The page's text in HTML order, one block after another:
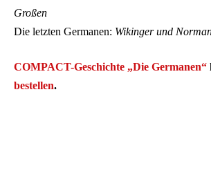
Großen
Die letzten Germanen: Wikinger und
COMPACT-Geschichte „Die Germanen“
bestellen.